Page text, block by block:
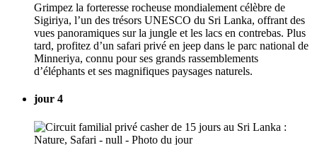
Grimpez la forteresse rocheuse mondialement célèbre de
Sigiriya, l’un des trésors UNESCO du Sri Lanka, offrant des
vues panoramiques sur la jungle et les lacs en contrebas. Plus
tard, profitez d’un safari privé en jeep dans le parc national de
Minneriya, connu pour ses grands rassemblements
d’éléphants et ses magnifiques paysages naturels.
jour 4